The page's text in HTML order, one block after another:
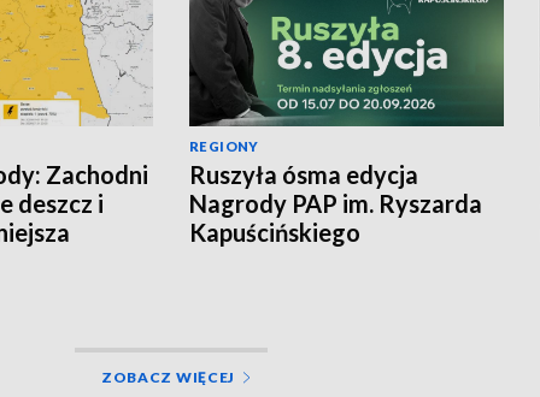
Zachodni
deszcz i
REGIONY
Ruszyła ósma edycja
Nagrody PAP im. Ryszarda
Kapuścińskiego
ZOBACZ WIĘCEJ